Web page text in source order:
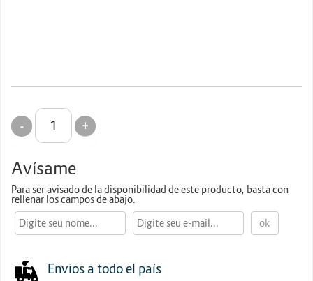
+
-
Avísame
Para ser avisado de la disponibilidad de este producto, basta con
rellenar los campos de abajo.
Envios a todo el país